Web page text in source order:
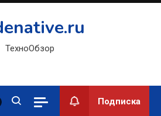
ТехноОбзор
Подписка